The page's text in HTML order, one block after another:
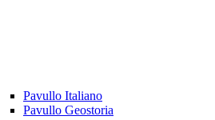
Pavullo Italiano
Pavullo Geostoria